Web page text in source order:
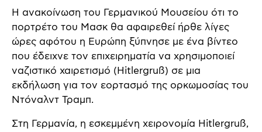
Η ανακοίνωση του Γερμανικού Μουσείου ότι το
πορτρέτο του Μασκ θα αφαιρεθεί ήρθε λίγες
ώρες αφότου η Ευρώπη ξύπνησε με ένα βίντεο
που έδειχνε τον επιχειρηματία να χρησιμοποιεί
ναζιστικό χαιρετισμό (Hitlergruß) σε μια
εκδήλωση για τον εορτασμό της ορκωμοσίας του
Ντόναλντ Τραμπ.
Στη Γερμανία, η εσκεμμένη χειρονομία Hitlergruß,